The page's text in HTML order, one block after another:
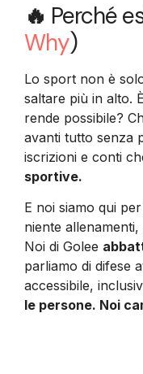
🔥 Perché
Why)
Lo sport non è
saltare più in alto.
rende possibile?
avanti tutto senza
iscrizioni e conti
sportive.
E noi siamo qui
niente
Noi di Golee
parliamo di difese
accessibile,
le persone. Noi